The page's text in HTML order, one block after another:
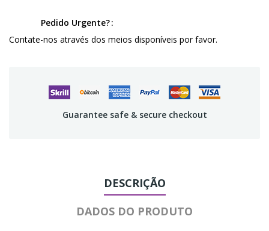
Pedido Urgente?
Contate-nos através dos meios disponíveis por favor.
Guarantee safe & secure checkout
DESCRIÇÃO
DADOS DO PRODUTO